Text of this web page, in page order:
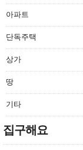
아파트
단독주택
상가
땅
기타
집구해요